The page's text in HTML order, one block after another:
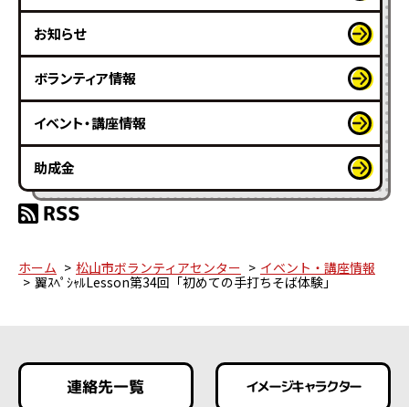
お知らせ
ボランティア情報
イベント・講座情報
助成金
ホーム 松山市ボランティアセンター
イベント・講座情報
翼ｽﾍﾟｼｬﾙLesson第34回「初めての手打ちそば体験」
連絡先一覧 イメージキャラクター